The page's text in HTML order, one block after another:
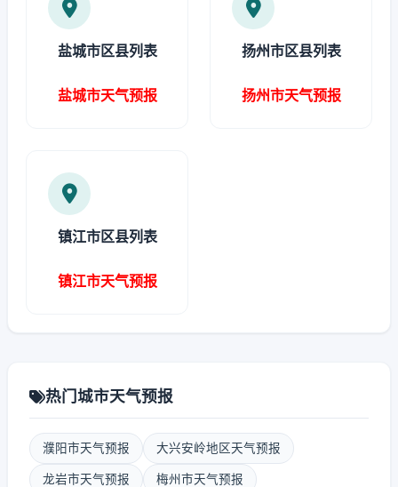
盐城市区县列表
盐城市天气预报
扬州市区县列表
扬州市天气预报
镇江市区县列表
镇江市天气预报
热门城市天气预报
濮阳市天气预报 大兴安岭地区天气预报
龙岩市天气预报 梅州市天气预报